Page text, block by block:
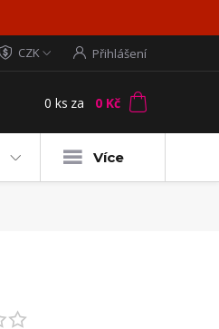
CZK Přihlášení
0 ks za 0 Kč
Více